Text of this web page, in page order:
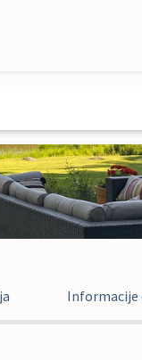
Informacije